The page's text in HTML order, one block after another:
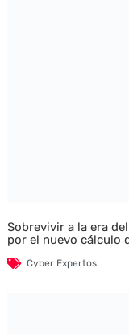
Sobrevivir a la era
por el nuevo cálculo
Cyber Expertos